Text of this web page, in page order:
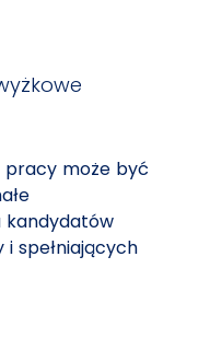
pracy może być
kandydatów
spełniających